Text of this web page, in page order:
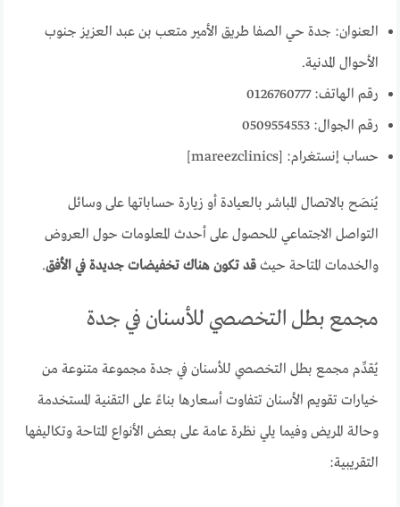
العنوان: جدة حي الصفا طريق الأمير متعب بن عبد العزيز جنوب
الأحوال المدنية.
رقم الهاتف: 0126760777
رقم الجوال: 0509554553
حساب إنستغرام: [mareezclinics]
يُنصَح بالاتصال المباشر بالعيادة أو زيارة حساباتها على وسائل
التواصل الاجتماعي للحصول على أحدث المعلومات حول العروض
والخدمات المتاحة حيثقد تكون هناك تخفيضات جديدة في الأفق.
مجمع بطل التخصصي للأسنان في جدة
يُقدِّم مجمع بطل التخصصي للأسنان في جدة مجموعة متنوعة من
خيارات تقويم الأسنان تتفاوت أسعارها بناءً على التقنية المستخدمة
وحالة المريض وفيما يلي نظرة عامة على بعض الأنواع المتاحة وتكاليفها
التقريبية: